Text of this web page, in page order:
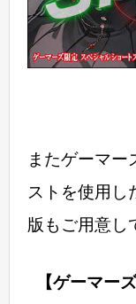
またゲーマー
ストを使用し
版もご用意し
【ゲーマー